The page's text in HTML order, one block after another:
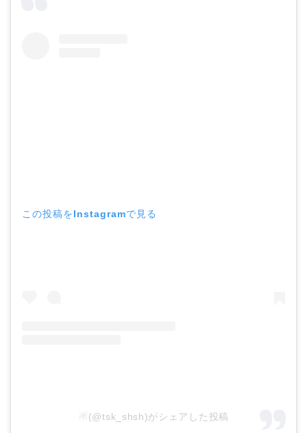
この投稿をInstagramで見る
☃(@tsk_shsh)がシェアした投稿